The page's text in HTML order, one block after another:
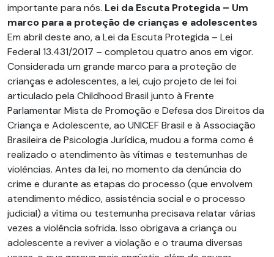
importante para nós. Lei da Escuta Protegida – Um
marco para a proteção de crianças e adolescentes
Em abril deste ano, a Lei da Escuta Protegida – Lei
Federal 13.431/2017 – completou quatro anos em vigor.
Considerada um grande marco para a proteção de
crianças e adolescentes, a lei, cujo projeto de lei foi
articulado pela Childhood Brasil junto à Frente
Parlamentar Mista de Promoção e Defesa dos Direitos da
Criança e Adolescente, ao UNICEF Brasil e à Associação
Brasileira de Psicologia Jurídica, mudou a forma como é
realizado o atendimento às vítimas e testemunhas de
violências. Antes da lei, no momento da denúncia do
crime e durante as etapas do processo (que envolvem
atendimento médico, assistência social e o processo
judicial) a vítima ou testemunha precisava relatar várias
vezes a violência sofrida. Isso obrigava a criança ou
adolescente a reviver a violação e o trauma diversas